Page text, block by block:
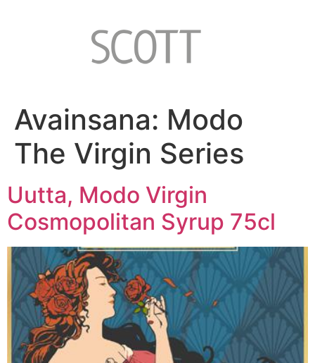
Avainsana: Modo
The Virgin Series
Uutta, Modo Virgin
Cosmopolitan Syrup 75cl